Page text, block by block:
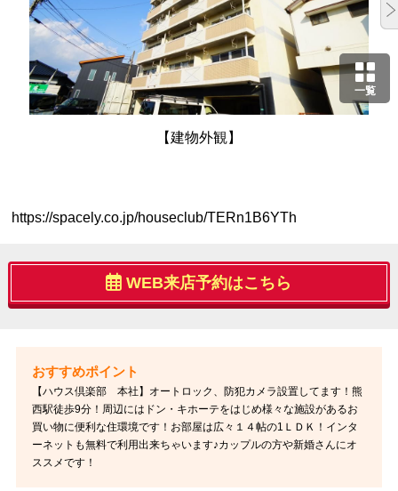
一覧
【建物外観】
https://spacely.co.jp/houseclub/TERn1B6YTh
WEB来店予約はこちら
【ハウス倶楽部 本社】オートロック、防犯カメラ設置してます！熊
西駅徒歩9分！周辺にはドン・キホーテをはじめ様々な施設があるお
買い物に便利な住環境です！お部屋は広々１４帖の1ＬＤＫ！インタ
ーネットも無料で利用出来ちゃいます♪カップルの方や新婚さんにオ
ススメです！